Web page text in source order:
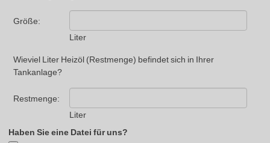
Größe:
Liter
Wieviel Liter Heizöl (Restmenge) befindet sich in Ihrer
Tankanlage?
Restmenge:
Liter
Haben Sie eine Datei für uns?